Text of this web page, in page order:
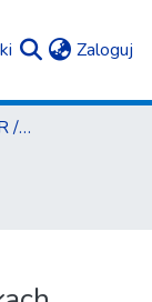
Zaloguj
Czasopisma naukowe UR / Scientific Journals